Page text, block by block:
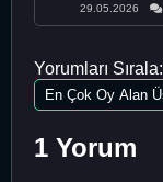
29.05.2026
Yorumları Sırala:
1 Yorum